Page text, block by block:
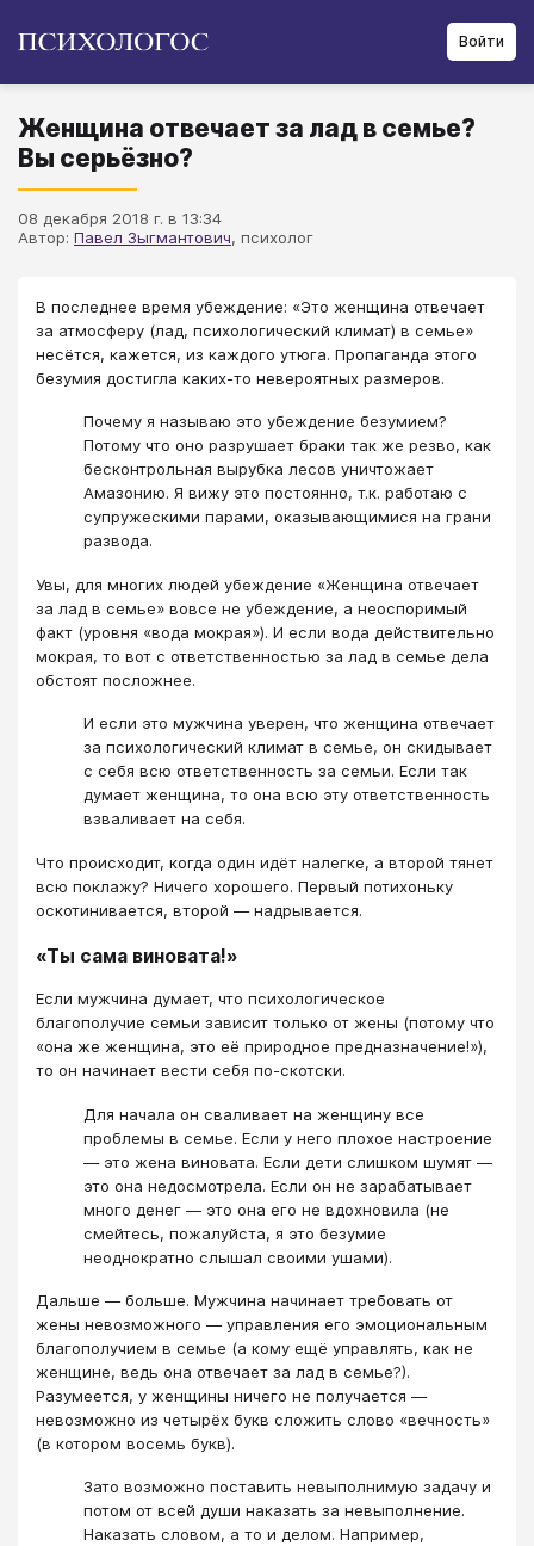
Войти
Женщина отвечает за лад в семье?
Вы серьёзно?
08 декабря 2018 г. в 13:34
Автор: Павел Зыгмантович, психолог
В последнее время убеждение: «Это женщина отвечает
за атмосферу (лад, психологический климат) в семье»
несётся, кажется, из каждого утюга. Пропаганда этого
безумия достигла каких-то невероятных размеров.
Почему я называю это убеждение безумием?
Потому что оно разрушает браки так же резво, как
бесконтрольная вырубка лесов уничтожает
Амазонию. Я вижу это постоянно, т.к. работаю с
супружескими парами, оказывающимися на грани
развода.
Увы, для многих людей убеждение «Женщина отвечает
за лад в семье» вовсе не убеждение, а неоспоримый
факт (уровня «вода мокрая»). И если вода действительно
мокрая, то вот с ответственностью за лад в семье дела
обстоят посложнее.
И если это мужчина уверен, что женщина отвечает
за психологический климат в семье, он скидывает
с себя всю ответственность за семьи. Если так
думает женщина, то она всю эту ответственность
взваливает на себя.
Что происходит, когда один идёт налегке, а второй тянет
всю поклажу? Ничего хорошего. Первый потихоньку
оскотинивается, второй — надрывается.
«Ты сама виновата!»
Если мужчина думает, что психологическое
благополучие семьи зависит только от жены (потому что
«она же женщина, это её природное предназначение!»),
то он начинает вести себя по-скотски.
Для начала он сваливает на женщину все
проблемы в семье. Если у него плохое настроение
— это жена виновата. Если дети слишком шумят —
это она недосмотрела. Если он не зарабатывает
много денег — это она его не вдохновила (не
смейтесь, пожалуйста, я это безумие
неоднократно слышал своими ушами).
Дальше — больше. Мужчина начинает требовать от
жены невозможного — управления его эмоциональным
благополучием в семье (а кому ещё управлять, как не
женщине, ведь она отвечает за лад в семье?).
Разумеется, у женщины ничего не получается —
невозможно из четырёх букв сложить слово «вечность»
(в котором восемь букв).
Зато возможно поставить невыполнимую задачу и
потом от всей души наказать за невыполнение.
Наказать словом, а то и делом. Например,